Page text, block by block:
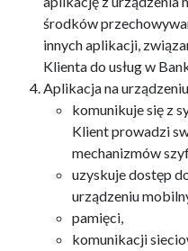
środków
innych aplikacji,
Klienta do usług w
Aplikacja na
komunikuje się z
Klient prowadzi
mechanizmów
uzyskuje dostęp
urządzeniu
pamięci,
komunikacji